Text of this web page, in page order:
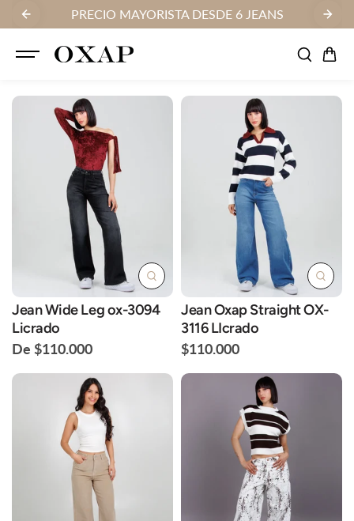
CONTENID
O
PRECIO MAYORISTA DESDE 6 JEANS
Jean Wide Leg ox-3094
Licrado
De $110.000
Jean Oxap Straight OX-
3116 LIcrado
$110.000